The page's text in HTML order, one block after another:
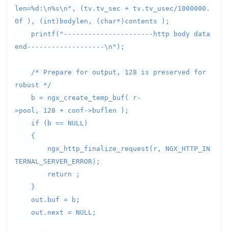
len=%d:\n%s\n", (tv.tv_sec + tv.tv_usec/1000000.
0f ), (int)bodylen, (char*)contents );
printf("----------------------http body data
end-------------------\n");
/* Prepare for output, 128 is preserved for
robust */
b = ngx_create_temp_buf( r-
>pool, 128 + conf->buflen );
if (b == NULL)
{
ngx_http_finalize_request(r, NGX_HTTP_IN
TERNAL_SERVER_ERROR);
return ;
}
out.buf = b;
out.next = NULL;